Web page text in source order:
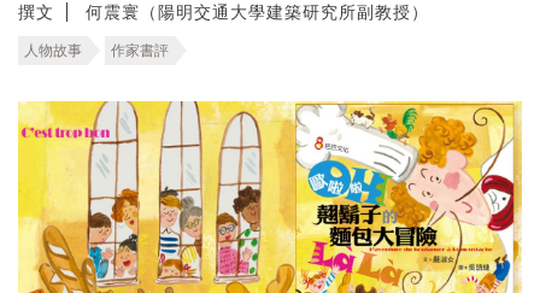
撰文 何震寰（陽明交通大學建築研究所副教授）
人物故事 作家書評